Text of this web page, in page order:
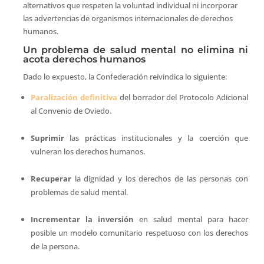
alternativos que respeten la voluntad individual ni incorporar
las advertencias de organismos internacionales de derechos
humanos.
Un problema de salud mental no elimina ni
acota derechos humanos
Dado lo expuesto, la Confederación reivindica lo siguiente:
Paralización definitiva del borrador del Protocolo Adicional
al Convenio de Oviedo.
Suprimirlas prácticas institucionales y la coerción que
vulneran los derechos humanos.
Recuperarla dignidad y los derechos de las personas con
problemas de salud mental.
Incrementar la inversión en salud mental para hacer
posible un modelo comunitario respetuoso con los derechos
de la persona.